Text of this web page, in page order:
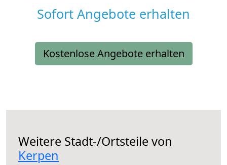
Sofort Angebote erhalten
Kostenlose Angebote erhalten
Weitere Stadt-/Ortsteile von
Kerpen